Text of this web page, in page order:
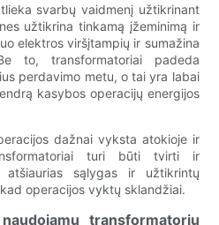
svarbų vaidmenį užtikrinant
užtikrina tinkamą įžeminimą ir
elektros viršįtampių ir sumažina
to, transformatoriai padeda
perdavimo metu, o tai yra labai
kasybos operacijų energijos
dažnai vyksta atokioje ir
turi būti tvirti ir
sąlygas ir užtikrintų
operacijos vyktų sklandžiai.
transformatorių